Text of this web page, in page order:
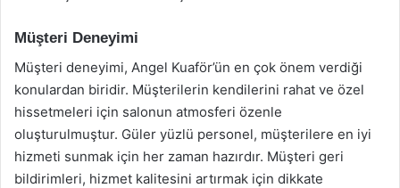
Müşteri Deneyimi
Müşteri deneyimi, Angel Kuaför’ün en çok önem verdiği
konulardan biridir. Müşterilerin kendilerini rahat ve özel
hissetmeleri için salonun atmosferi özenle
oluşturulmuştur. Güler yüzlü personel, müşterilere en iyi
hizmeti sunmak için her zaman hazırdır. Müşteri geri
bildirimleri, hizmet kalitesini artırmak için dikkate